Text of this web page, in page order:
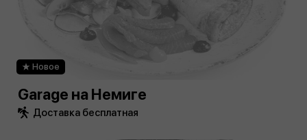
Новое
Garage на Немиге
Доставка бесплатная